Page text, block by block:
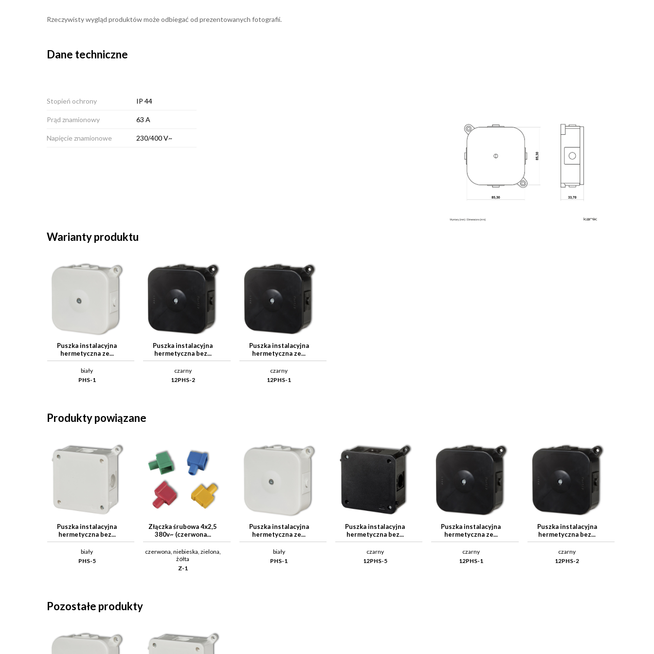
Rzeczywisty wygląd produktów może odbiegać od prezentowanych fotografii.
Dane techniczne
Stopień ochrony IP 44
Prąd znamionowy 63 A
Napięcie znamionowe 230/400 V~
Warianty produktu
Puszka instalacyjna
hermetyczna ze...
biały
PHS-1
Puszka instalacyjna
hermetyczna bez...
czarny
12PHS-2
Puszka instalacyjna
hermetyczna ze...
czarny
12PHS-1
Produkty powiązane
Puszka instalacyjna
hermetyczna bez...
biały
PHS-5
Złączka śrubowa 4x2,5
380v~ (czerwona...
czerwona, niebieska, zielona,
żółta
Z-1
Puszka instalacyjna
hermetyczna ze...
biały
PHS-1
Puszka instalacyjna
hermetyczna bez...
czarny
12PHS-5
Puszka instalacyjna
hermetyczna ze...
czarny
12PHS-1
Puszka instalacyjna
hermetyczna bez...
czarny
12PHS-2
Pozostałe produkty